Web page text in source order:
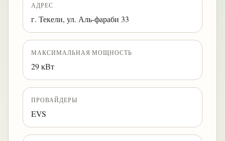
АДРЕС
г. Текели, ул. Аль-фараби 33
МАКСИМАЛЬНАЯ МОЩНОСТЬ
29 кВт
ПРОВАЙДЕРЫ
EVS